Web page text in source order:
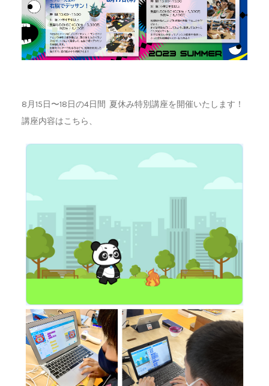
8月15日〜18日の4日間 夏休み特別講座を開催いたします！
講座内容はこちら、